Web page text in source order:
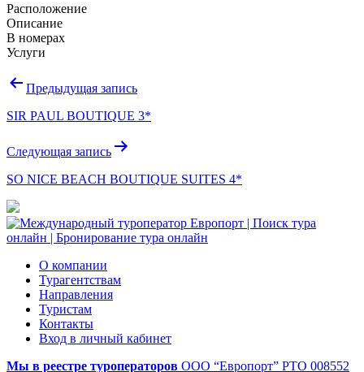
Расположение
Описание
В номерах
Услуги
Навигация
записям
Предыдущая запись
SIR PAUL BOUTIQUE 3*
Следующая запись
SO NICE BEACH BOUTIQUE SUITES 4*
О компании
Турагентствам
Направления
Туристам
Контакты
Вход в личный кабинет
Мы в реестре туроператоров ООО “Европорт” РТО 008552